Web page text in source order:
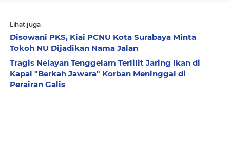
Lihat juga
Disowani PKS, Kiai PCNU Kota Surabaya Minta
Tokoh NU Dijadikan Nama Jalan
Tragis Nelayan Tenggelam Terlilit Jaring Ikan di
Kapal "Berkah Jawara" Korban Meninggal di
Perairan Galis